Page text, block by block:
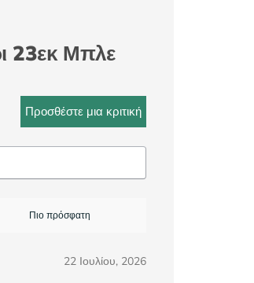
23εκ Μπλε
Προσθέστε μια κριτική
22 Ιουλίου, 2026